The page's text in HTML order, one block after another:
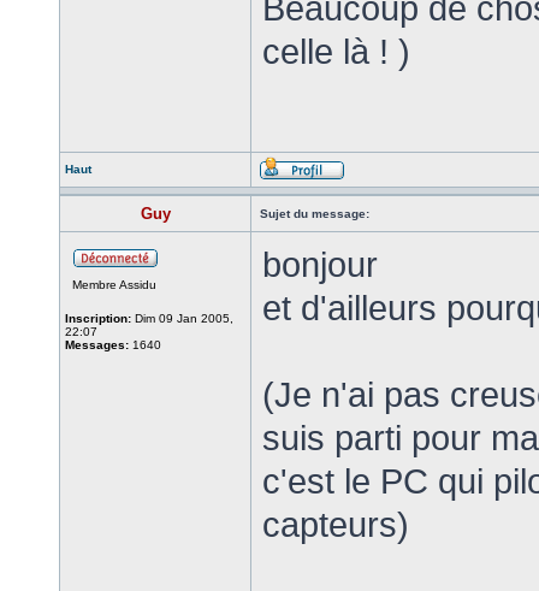
Beaucoup de
celle là ! )
Haut
Guy Sujet du message:
Membre Assidu
Inscription: Dim 09 Jan 2005,
22:07
Messages: 1640
bonjour
et d'ailleurs
(Je n'ai pas
suis parti pour
c'est le PC qui
capteurs)